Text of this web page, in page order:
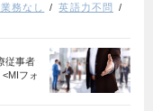
務なし
英語力不問
従事者
フォ